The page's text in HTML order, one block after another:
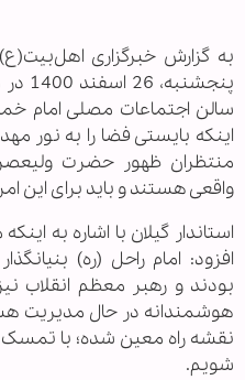
به گزارش خبرگزاری اهل‌بیت(ع)
سالن اجتماعات مصلی امام
اینکه بایستی فضا را به نور
منتظران ظهور حضرت
واقعی هستند و باید برای این
استاندار گیلان با اشاره به
افزود: امام راحل (ره)
بودند و رهبر معظم انقلاب
هوشمندانه در حال
نقشه راه معین شده؛ با تمسک
شویم.